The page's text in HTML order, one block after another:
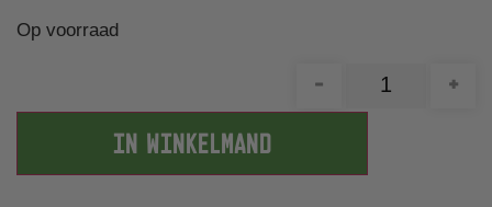
Op voorraad
-
+
IN WINKELMAND